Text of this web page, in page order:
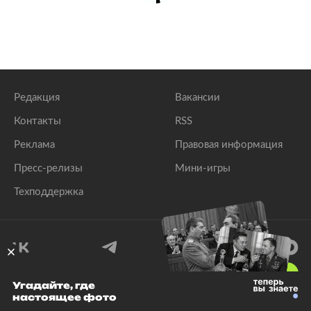
Редакция
Контакты
Реклама
Пресс-релизы
Техподдержка
Вакансии
RSS
Правовая информация
Мини-игры
© 1999–2026 Все права защищены.
Угадайте, где
настоящее фото